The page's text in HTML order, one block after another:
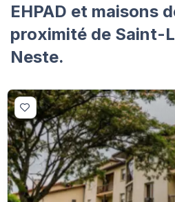
EHPAD et maisons
proximité de Saint-
Neste.